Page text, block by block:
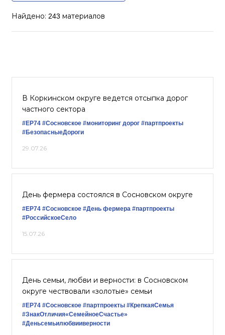
Найдено: 243 материалов
В Коркинском округе ведется отсыпка дорог
частного сектора
#ЕР74 #Сосновское #мониторинг дорог #партпроекты
#БезопасныеДороги
29.07.26
День фермера состоялся в Сосновском округе
#ЕР74 #Сосновское #День фермера #партпроекты
#РоссийскоеСело
15.07.26
День семьи, любви и верности: в Сосновском
округе чествовали «золотые» семьи
#ЕР74 #Сосновское #партпроекты #КрепкаяСемья
#ЗнакОтличия«СемейноеСчастье»
#Деньсемьилюбвииверности